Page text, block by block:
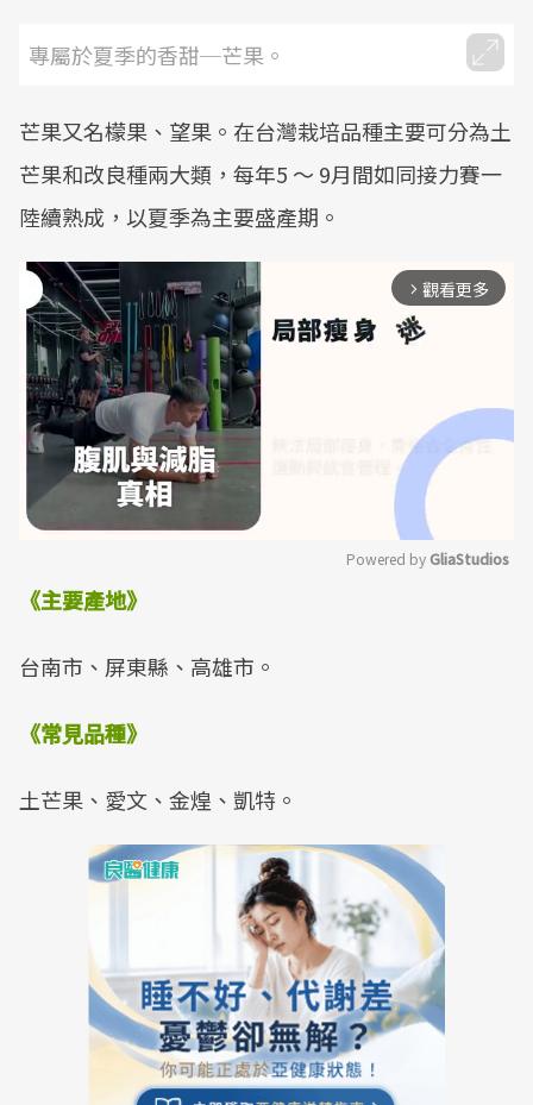
專屬於夏季的香甜─芒果。
芒果又名檬果、望果。在台灣栽培品種主要可分為土
芒果和改良種兩大類，每年5 ～ 9月間如同接力賽一
陸續熟成，以夏季為主要盛產期。
arrow_forward_ios 觀看更多
Powered by GliaStudios
《主要產地》
台南市、屏東縣、高雄市。
《常見品種》
土芒果、愛文、金煌、凱特。